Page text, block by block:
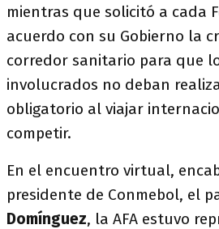
mientras que solicitó a cada
acuerdo con su Gobierno la
corredor sanitario para que
involucrados no deban
obligatorio al viajar
competir.
En el encuentro virtual,
presidente de Conmebol, el
Domínguez, la AFA estuvo